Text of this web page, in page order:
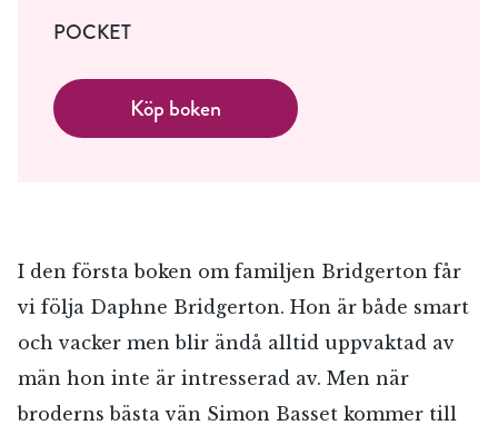
POCKET
Köp boken
I den första boken om familjen Bridgerton får
vi följa Daphne Bridgerton. Hon är både smart
och vacker men blir ändå alltid uppvaktad av
män hon inte är intresserad av. Men när
broderns bästa vän Simon Basset kommer till